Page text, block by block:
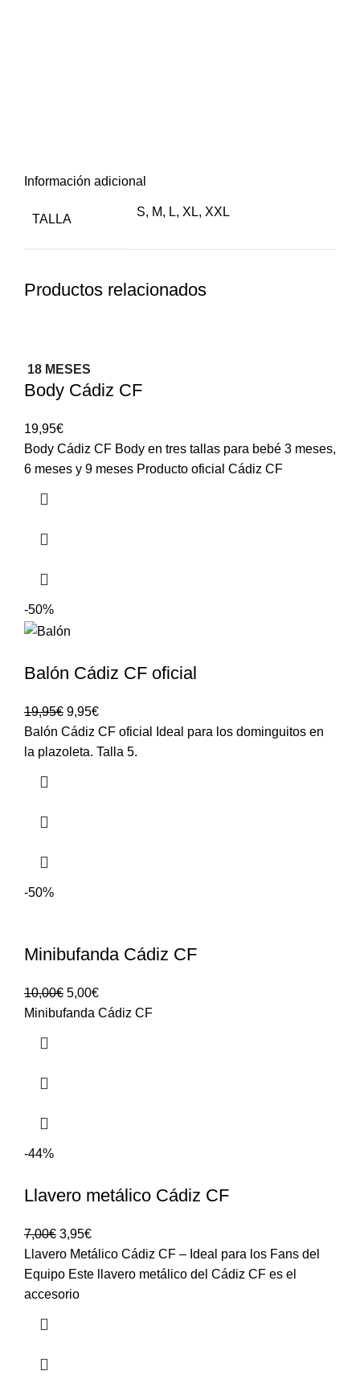
Información adicional
TALLA
S, M, L, XL, XXL
Productos relacionados
18 MESES
Body Cádiz CF
19,95€
Body Cádiz CF Body en tres tallas para bebé 3 meses,
6 meses y 9 meses Producto oficial Cádiz CF
-50%
Balón Cádiz CF oficial
19,95€ 9,95€
Balón Cádiz CF oficial Ideal para los dominguitos en
la plazoleta. Talla 5.
-50%
Minibufanda Cádiz CF
10,00€ 5,00€
Minibufanda Cádiz CF
-44%
Llavero metálico Cádiz CF
7,00€ 3,95€
Llavero Metálico Cádiz CF – Ideal para los Fans del
Equipo Este llavero metálico del Cádiz CF es el
accesorio